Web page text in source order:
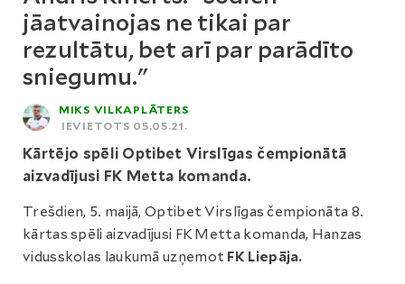
jāatvainojas ne tikai par
rezultātu, bet arī par parādīto
sniegumu."
MIKS VILKAPLĀTERS
IEVIETOTS 05.05.21.
Kārtējo spēli Optibet Virslīgas čempionātā
aizvadījusi FK Metta komanda.
Trešdien, 5. maijā, Optibet Virslīgas čempionāta 8.
kārtas spēli aizvadījusi FK Metta komanda, Hanzas
vidusskolas laukumā uzņemot FK Liepāja.